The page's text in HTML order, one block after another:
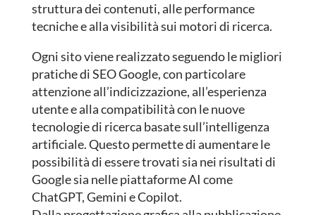
struttura dei contenuti, alle performance
tecniche e alla visibilità sui motori di ricerca.
Ogni sito viene realizzato seguendo le migliori
pratiche di SEO Google, con particolare
attenzione all’indicizzazione, all’esperienza
utente e alla compatibilità con le nuove
tecnologie di ricerca basate sull’intelligenza
artificiale. Questo permette di aumentare le
possibilità di essere trovati sia nei risultati di
Google sia nelle piattaforme AI come
ChatGPT, Gemini e Copilot.